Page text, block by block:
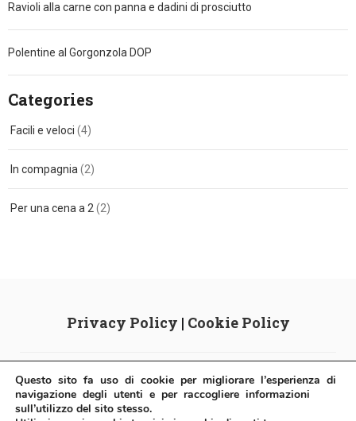
Ravioli alla carne con panna e dadini di prosciutto
Polentine al Gorgonzola DOP
Categories
Facili e veloci (4)
In compagnia (2)
Per una cena a 2 (2)
Privacy Policy | Cookie Policy
Pastificio Stroppa| Via Sardegna, 38/42 20072 Fizzonasco di Pieve
Emanuele (MI) - Italy | P.IVA: IT03611370960 | Tel.: 02 9040 0241 |
info@pastificiostroppa.it
Questo sito fa uso di cookie per migliorare l’esperienza di
navigazione degli utenti e per raccogliere informazioni
sull’utilizzo del sito stesso.